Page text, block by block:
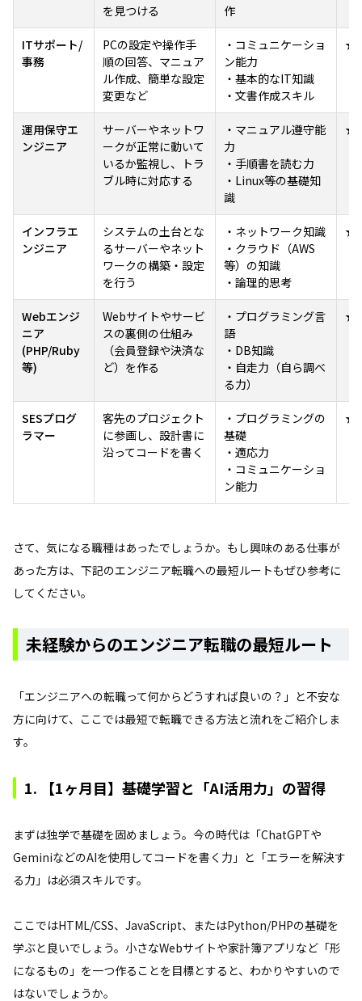
を見つける
作
ITサポート/
事務
PCの設定や操作手
順の回答、マニュア
ル作成、簡単な設定
変更など
・コミュニケーショ
ン能力
・基本的なIT知識
・文書作成スキル
運用保守エ
ンジニア
サーバーやネットワ
ークが正常に動いて
いるか監視し、トラ
ブル時に対応する
・マニュアル遵守能
力
・手順書を読む力
・Linux等の基礎知
識
インフラエ
ンジニア
システムの土台とな
るサーバーやネット
ワークの構築・設定
を行う
・ネットワーク知識
・クラウド（AWS
等）の知識
・論理的思考
Webエンジ
ニア
(PHP/Ruby
等)
Webサイトやサービ
スの裏側の仕組み
（会員登録や決済な
ど）を作る
・プログラミング言
語
・DB知識
・自走力（自ら調べ
る力）
SESプログ
ラマー
客先のプロジェクト
に参画し、設計書に
沿ってコードを書く
・プログラミングの
基礎
・適応力
・コミュニケーショ
ン能力
さて、気になる職種はあったでしょうか。もし興味のある仕事が
あった方は、下記のエンジニア転職への最短ルートもぜひ参考に
してください。
未経験からのエンジニア転職の最短ルート
「エンジニアへの転職って何からどうすれば良いの？」と不安な
方に向けて、ここでは最短で転職できる方法と流れをご紹介しま
す。
1. 【1ヶ月目】基礎学習と「AI活用力」の習得
まずは独学で基礎を固めましょう。今の時代は「ChatGPTや
GeminiなどのAIを使用してコードを書く力」と「エラーを解決す
る力」は必須スキルです。
ここではHTML/CSS、JavaScript、またはPython/PHPの基礎を
学ぶと良いでしょう。小さなWebサイトや家計簿アプリなど「形
になるもの」を一つ作ることを目標とすると、わかりやすいので
はないでしょうか。